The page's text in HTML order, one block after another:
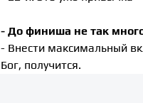
- До финиша не так
- Внести максимальный
Бог, получится.